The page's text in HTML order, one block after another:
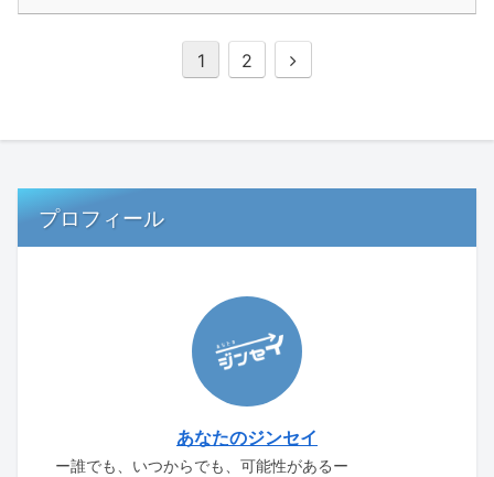
1 2
次
プロフィール
あなたのジンセイ
ー誰でも、いつからでも、可能性があるー